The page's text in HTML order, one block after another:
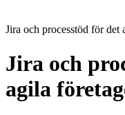
Jira och processtöd för det
Jira och
agila